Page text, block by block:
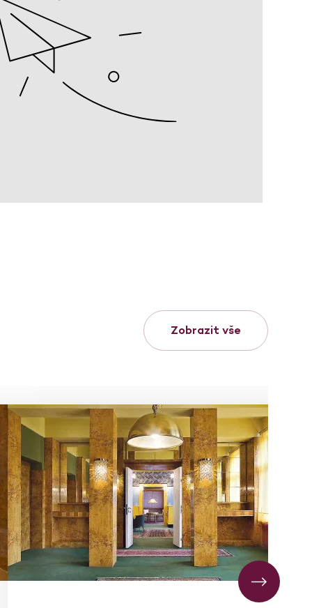
Zobrazit vše